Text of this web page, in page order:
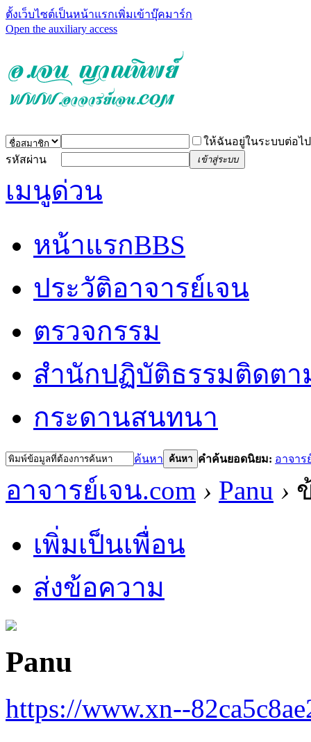
ตั้งเว็บไซต์เป็นหน้าแรกเพิ่มเข้าบุ๊คมาร์ก
Open the auxiliary access
ให้ฉันอยู่ในระบบต่อไป
รหัสผ่าน
เข้าสู่ระบบ
เมนูด่วน
หน้าแรกBBS
ประวัติอาจารย์เจน
ตรวจกรรม
สำนักปฏิบัติธรรมติดต
กระดานสนทนา
ค้นหา ค้นหา คำค้นยอดนิยม: อาจาร
อาจารย์เจน.com › Panu ›
เพิ่มเป็นเพื่อน
ส่งข้อความ
Panu
https://www.xn--